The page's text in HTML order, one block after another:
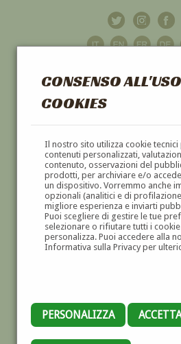
CONSENSO
COOKIES
Il nostro sito utilizza cookie tecnici
contenuti personalizzati,
contenuto, osservazioni del
prodotti, per archiviare e/o
un dispositivo. Vorremmo anche
opzionali (analitici e di
migliore esperienza e inviarti
Puoi scegliere di gestire le tue
selezionare o rifiutare tutti i
personalizza. Puoi accedere alla
Informativa sulla Privacy per
PERSONALIZZA ACCETTA
GALLERIAD'ARTE
DIPINTI E